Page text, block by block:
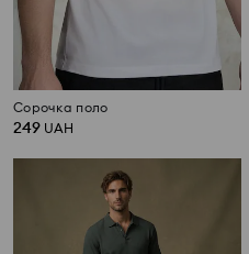
Сорочка поло
249 UAH